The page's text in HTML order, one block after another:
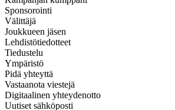
Sponsorointi
Välittäjä
Joukkueen jäsen
Lehdistötiedotteet
Tiedustelu
Ympäristö
Pidä yhteyttä
Vastaanota viestejä
Digitaalinen yhteydenotto
Uutiset sähköposti